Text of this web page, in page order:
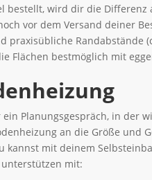
bestellt, wird dir die
vor dem Versand deiner
praxisübliche Randabstände
Flächen bestmöglich mit
Planungsgespräch, in der
an die Größe und
kannst mit deinem
mit: